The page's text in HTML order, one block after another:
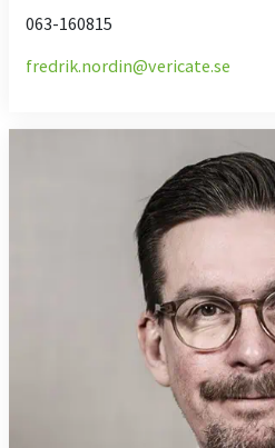
063-160815
fredrik.nordin@vericate.se